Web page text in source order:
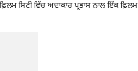
ਸਿਟੀ ਵਿੱਚ ਅਦਾਕਾਰ ਪ੍ਰਭਾਸ ਨਾਲ ਇੱਕ ਫ਼ਿਲਮ